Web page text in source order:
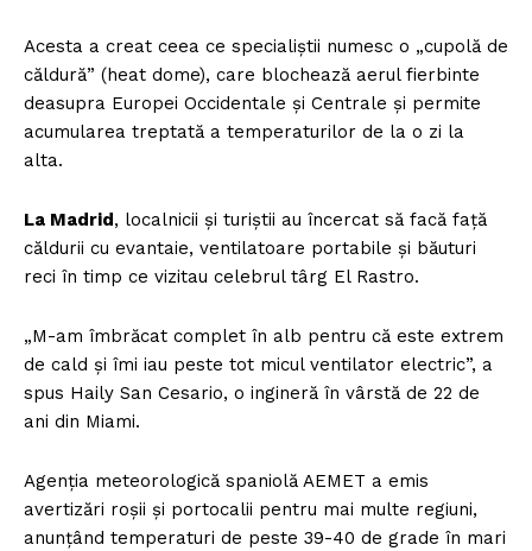
Acesta a creat ceea ce specialiștii numesc o „cupolă de
căldură” (heat dome), care blochează aerul fierbinte
deasupra Europei Occidentale și Centrale și permite
acumularea treptată a temperaturilor de la o zi la
alta.
La Madrid, localnicii și turiștii au încercat să facă față
căldurii cu evantaie, ventilatoare portabile și băuturi
reci în timp ce vizitau celebrul târg El Rastro.
„M-am îmbrăcat complet în alb pentru că este extrem
de cald și îmi iau peste tot micul ventilator electric”, a
spus Haily San Cesario, o ingineră în vârstă de 22 de
ani din Miami.
Agenția meteorologică spaniolă AEMET a emis
avertizări roșii și portocalii pentru mai multe regiuni,
anunțând temperaturi de peste 39-40 de grade în mari